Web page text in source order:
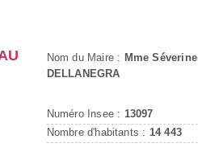
Nom du Maire : Mme Séverine
DELLANEGRA
Numéro Insee : 13097
Nombre d'habitants : 14 443